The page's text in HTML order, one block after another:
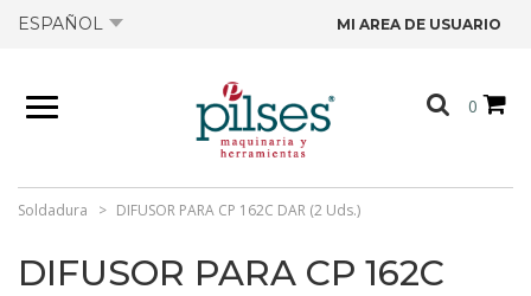
ESPAÑOL MI AREA DE USUARIO
0
PRODUCTOS
TIENDA
OFERTAS
Soldadura DIFUSOR PARA CP 162C DAR (2 Uds.)
DIFUSOR PARA CP 162C